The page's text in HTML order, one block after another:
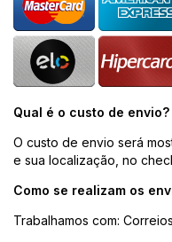
Qual é o custo de envio?
O custo de envio será
e sua localização, no
Como se realizam os
Trabalhamos com: